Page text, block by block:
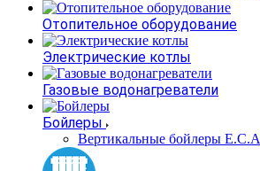
Отопительное оборудование
Электрические котлы
Газовые водонагреватели
Бойлеры
Вертикальные бойлеры E.C.A